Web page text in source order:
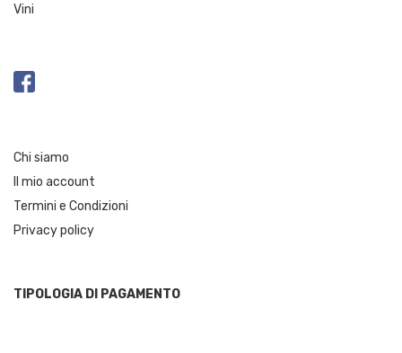
Vini
Chi siamo
Il mio account
Termini e Condizioni
Privacy policy
TIPOLOGIA DI PAGAMENTO